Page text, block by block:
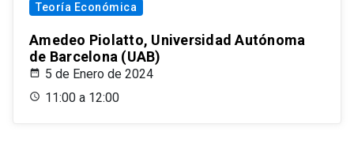
Teoría Económica
Amedeo Piolatto, Universidad Autónoma
de Barcelona (UAB)
5 de Enero de 2024
11:00 a 12:00